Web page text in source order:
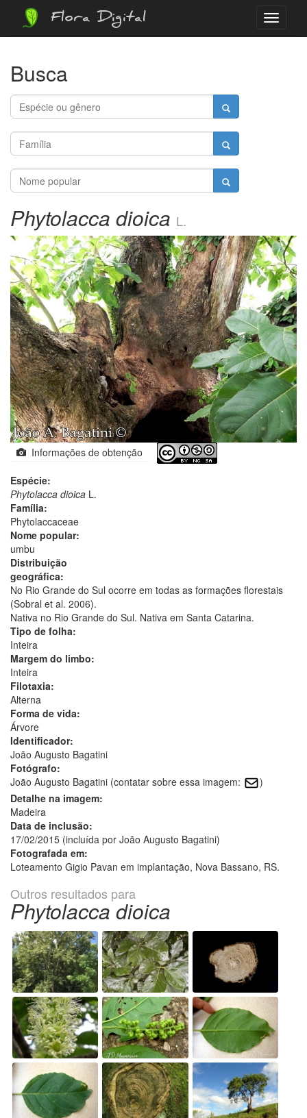
Menu
Flora Digital
Busca
Phytolacca dioica L.
Informações de obtenção
Espécie:
Phytolacca dioica L.
Família:
Phytolaccaceae
Nome popular:
umbu
Distribuição
geográfica:
No Rio Grande do Sul ocorre em todas as formações florestais
(Sobral et al. 2006).
Nativa no Rio Grande do Sul. Nativa em Santa Catarina.
Tipo de folha:
Inteira
Margem do limbo:
Inteira
Filotaxia:
Alterna
Forma de vida:
Árvore
Identificador:
João Augusto Bagatini
Fotógrafo:
João Augusto Bagatini (contatar sobre essa imagem:
)
Detalhe na imagem:
Madeira
Data de inclusão:
17/02/2015 (incluída por João Augusto Bagatini)
Fotografada em:
Loteamento Gigio Pavan em implantação, Nova Bassano, RS.
Outros resultados para
Phytolacca dioica